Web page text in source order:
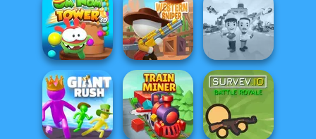
Fruit Party Color Fill 3D Rise Up
Om Nom Tower
3D
Western Sniper Idle Inventor